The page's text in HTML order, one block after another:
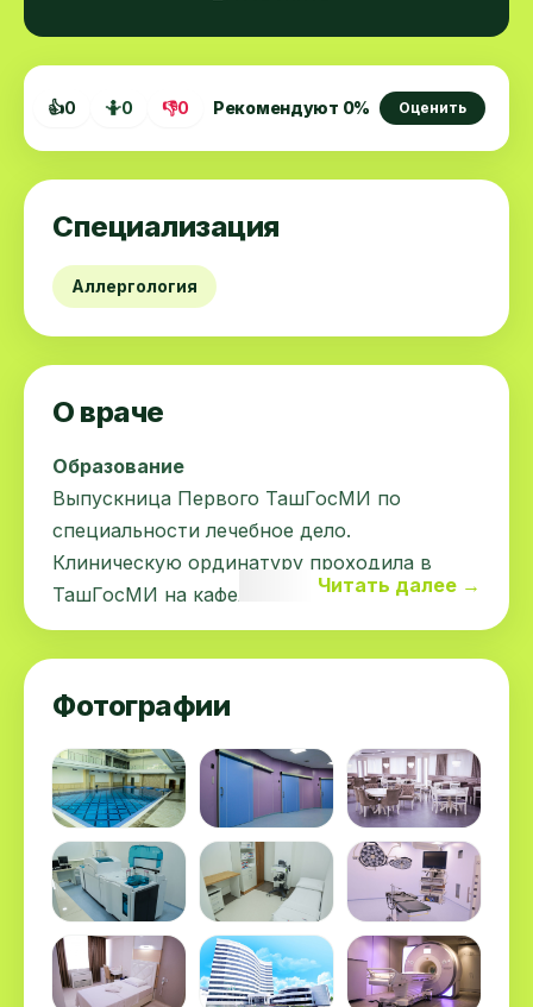
👍0 🤷0 👎0 Рекомендуют 0% Оценить
Специализация
Аллергология
О враче
Образование
Выпускница Первого ТашГосМИ по
специальности лечебное дело.
Клиническую ординатуру проходила в
ТашГосМИ на кафедре Госпитальной
терапии по специальности “аллерголог-
иммунолог”. Врач 1 категории. Принимала
участие во многих научных
международных конференциях в области
аллергологии. Является членом РААКИ
(Российская ассоциация аллергологов и
клинических
иммунологов).
Опыт работы
Постоянно повышает свою квалификацию
в Ташкентском Институте
Усовершенствования Врачей. .
Читать далее →
Фотографии